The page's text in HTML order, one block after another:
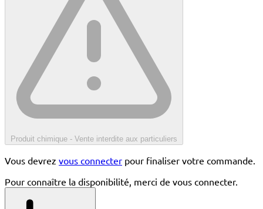
Produit chimique - Vente interdite aux particuliers
Vous devrez vous connecter pour finaliser votre commande.
Pour connaître la disponibilité, merci de vous connecter.